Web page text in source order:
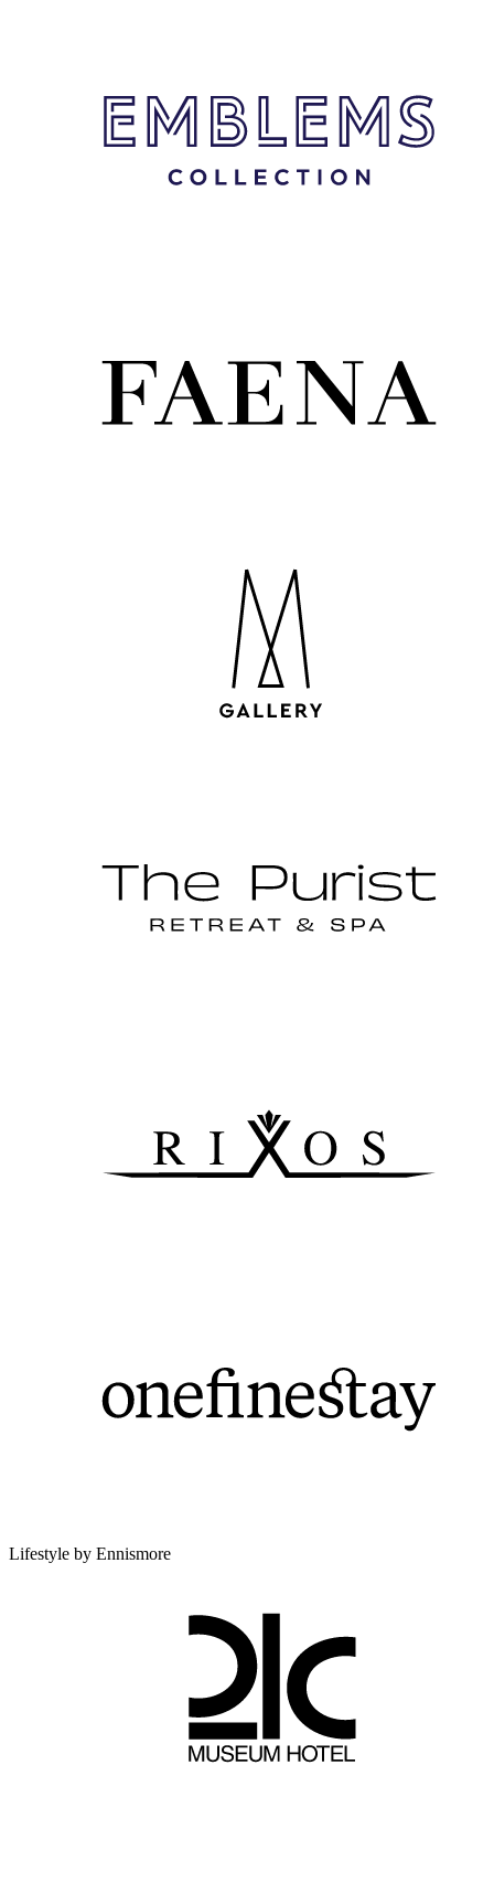
Lifestyle by Ennismore